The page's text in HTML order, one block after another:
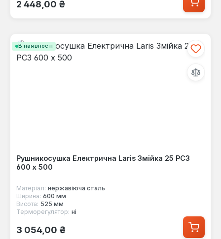
2 448,00 ₴
В наявності
Рушникосушка Електрична Laris Змійка 25 РС3
600 х 500
Матеріал: нержавіюча сталь
Ширина: 600 мм
Висота: 525 мм
Терморегулятор: ні
Звичайна ціна:
3 054,00 ₴